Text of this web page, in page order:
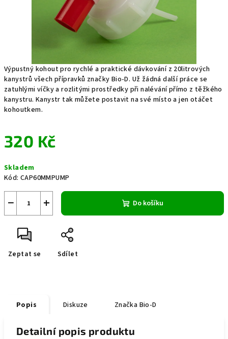
Výpustný kohout pro rychlé a praktické dávkování z 20litrových
kanystrů všech přípravků značky Bio-D. Už žádná další práce se
zatuhlými víčky a rozlitými prostředky při nalévání přímo z těžkého
kanystru. Kanystr tak můžete postavit na své místo a jen otáčet
kohoutkem.
320 Kč
cena:
Skladem
Kód: CAP60MMPUMP
+
− Do košíku
Zeptat se Sdílet
Popis Diskuze Značka Bio-D
Detailní popis produktu